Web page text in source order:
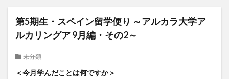
第5期生・スペイン留学便り ～アルカラ大学ア
ルカリングア 9月編・その2～
未分類
＜今月学んだことは何ですか＞
カーン・ノルマンディー大学Carré international留学
クイーンズランド
スケジュール
スピーチコンテスト